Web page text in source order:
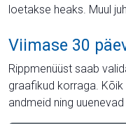
loetakse heaks. Muul
Viimase 30
Rippmenüüst saab
graafikud korraga.
andmeid ning uuenevad